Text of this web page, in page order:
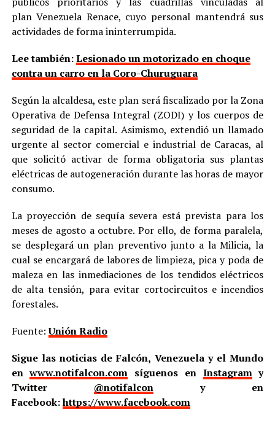
plan Venezuela Renace, cuyo personal mantendrá sus
actividades de forma ininterrumpida.
Lee también:Lesionado un motorizado en choque
contra un carro en la Coro-Churuguara
Según la alcaldesa, este plan será fiscalizado por la Zona
Operativa de Defensa Integral (ZODI) y los cuerpos de
seguridad de la capital. Asimismo, extendió un llamado
urgente al sector comercial e industrial de Caracas, al
que solicitó activar de forma obligatoria sus plantas
eléctricas de autogeneración durante las horas de mayor
consumo.
La proyección de sequía severa está prevista para los
meses de agosto a octubre. Por ello, de forma paralela,
se desplegará un plan preventivo junto a la Milicia, la
cual se encargará de labores de limpieza, pica y poda de
maleza en las inmediaciones de los tendidos eléctricos
de alta tensión, para evitar cortocircuitos e incendios
forestales.
Fuente:Unión Radio
Sigue las noticias de Falcón, Venezuela y el Mundo
enwww.notifalcon.com síguenos en Instagramy
Twitter @notifalcony en
Facebook:https://www.facebook.com